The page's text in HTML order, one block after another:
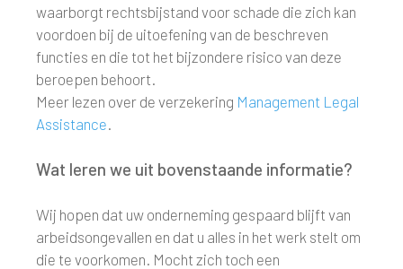
waarborgt rechtsbijstand voor schade die zich kan
voordoen bij de uitoefening van de beschreven
functies en die tot het bijzondere risico van deze
beroepen behoort.
Meer lezen over de verzekering Management Legal
Assistance
Wat leren we uit bovenstaande informatie?
Wij hopen dat uw onderneming gespaard blijft van
arbeidsongevallen en dat u alles in het werk stelt om
die te voorkomen. Mocht zich toch een